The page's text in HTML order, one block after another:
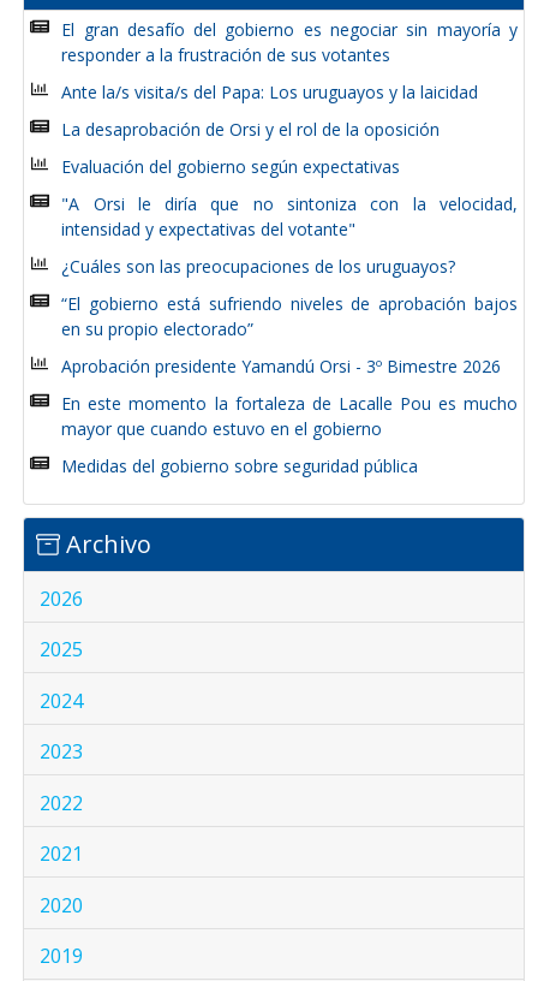
El gran desafío del gobierno es negociar sin mayoría y
responder a la frustración de sus votantes
Ante la/s visita/s del Papa: Los uruguayos y la laicidad
La desaprobación de Orsi y el rol de la oposición
Evaluación del gobierno según expectativas
"A Orsi le diría que no sintoniza con la velocidad,
intensidad y expectativas del votante"
¿Cuáles son las preocupaciones de los uruguayos?
“El gobierno está sufriendo niveles de aprobación bajos
en su propio electorado”
Aprobación presidente Yamandú Orsi - 3º Bimestre 2026
En este momento la fortaleza de Lacalle Pou es mucho
mayor que cuando estuvo en el gobierno
Medidas del gobierno sobre seguridad pública
Archivo
2026
2025
2024
2023
2022
2021
2020
2019